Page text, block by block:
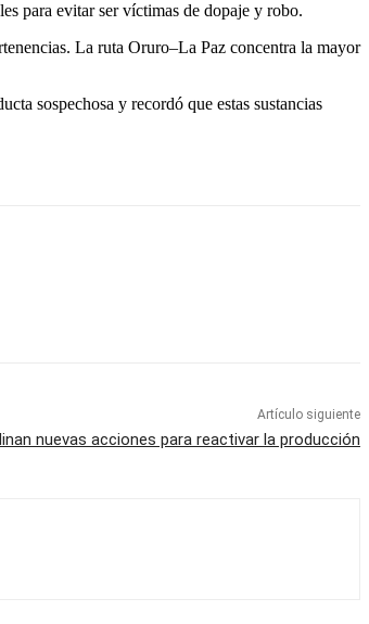
para evitar ser víctimas de dopaje y robo.
La ruta Oruro–La Paz concentra la mayor
sospechosa y recordó que estas sustancias
Artículo siguiente
nuevas acciones para reactivar la producción